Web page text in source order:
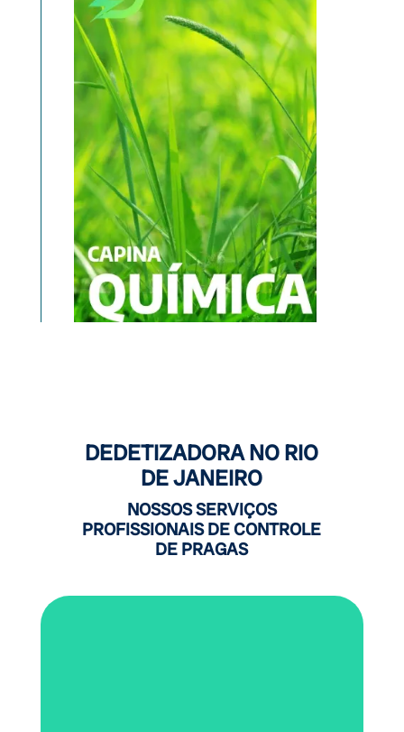
DEDETIZADORA NO RIO
DE JANEIRO
NOSSOS SERVIÇOS
PROFISSIONAIS DE CONTROLE
DE PRAGAS